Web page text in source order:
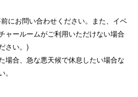
にお問い合わせください。また、イベ
ャールームがご利用いただけない場合
さい。)
場合、急な悪天候で休息したい場合な